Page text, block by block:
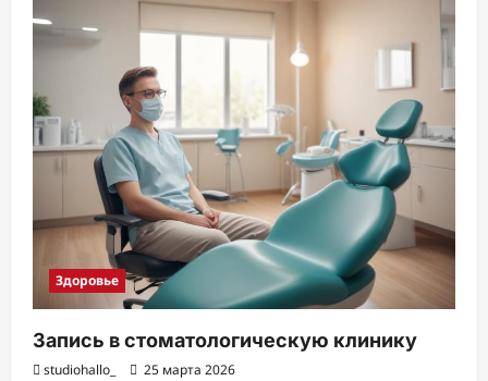
Здоровье
Запись в стоматологическую клинику
studiohallo_ 25 марта 2026